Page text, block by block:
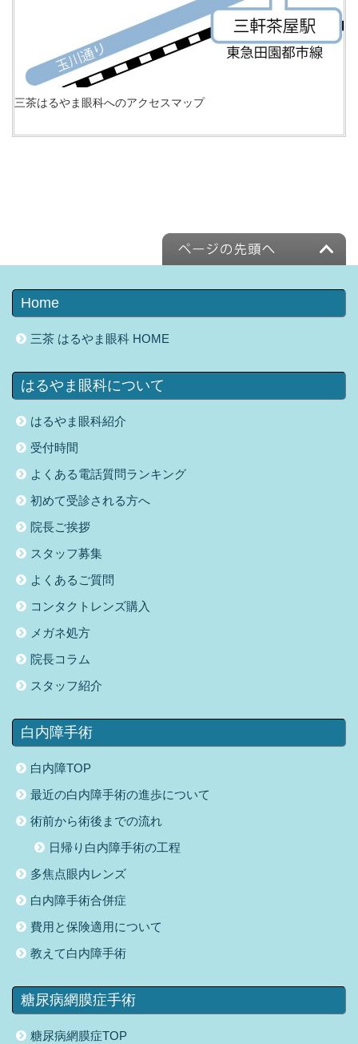
三茶はるやま眼科へのアクセスマップ
Home
三茶 はるやま眼科 HOME
はるやま眼科について
はるやま眼科紹介
受付時間
よくある電話質問ランキング
初めて受診される方へ
院長ご挨拶
スタッフ募集
よくあるご質問
コンタクトレンズ購入
メガネ処方
院長コラム
スタッフ紹介
白内障手術
白内障TOP
最近の白内障手術の進歩について
術前から術後までの流れ
日帰り白内障手術の工程
多焦点眼内レンズ
白内障手術合併症
費用と保険適用について
教えて白内障手術
糖尿病網膜症手術
糖尿病網膜症TOP